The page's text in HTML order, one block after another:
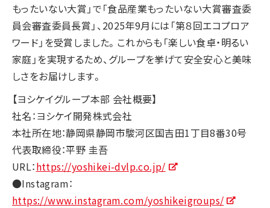
もったいない大賞」で「食品産業もったいない大賞審査委
員会審査委員長賞」、2025年9月には「第８回エコプロア
ワード」を受賞しました。これからも「楽しい食卓・明るい
家庭」を実現するため、グループを挙げて安全安心と美味
しさをお届けします。
【ヨシケイグループ本部 会社概要】
社名：ヨシケイ開発株式会社
本社所在地：静岡県静岡市駿河区国吉田1丁目8番30号
代表取締役：平野 圭吾
URL：https://yoshikei-dvlp.co.jp/
●Instagram：
https://www.instagram.com/yoshikeigroups/